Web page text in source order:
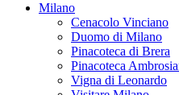
Milano
Cenacolo Vinciano
Duomo di Milano
Pinacoteca di Brera
Pinacoteca
Vigna di Leonardo